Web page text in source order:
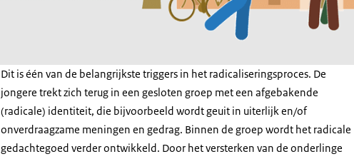
Dit is één van de belangrijkste triggers in het radicaliseringsproces. De
jongere trekt zich terug in een gesloten groep met een afgebakende
(radicale) identiteit, die bijvoorbeeld wordt geuit in uiterlijk en/of
onverdraagzame meningen en gedrag. Binnen de groep wordt het radicale
gedachtegoed verder ontwikkeld. Door het versterken van de onderlinge